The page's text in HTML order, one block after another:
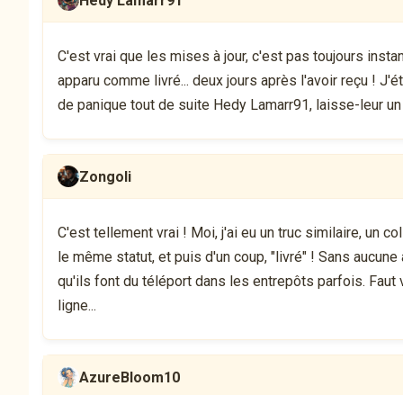
C'est vrai que les mises à jour, c'est pas toujours
apparu comme livré... deux jours après l'avoir reçu !
de panique tout de suite Hedy Lamarr91, laisse-leur
Zongoli
C'est tellement vrai ! Moi, j'ai eu un truc similaire, un
le même statut, et puis d'un coup, "livré" ! Sans
qu'ils font du téléport dans les entrepôts parfois. Faut
ligne...
AzureBloom10